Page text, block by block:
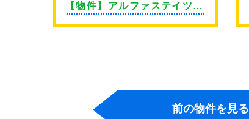
【物件】アルファステイツ上
通東
前の物件を見る